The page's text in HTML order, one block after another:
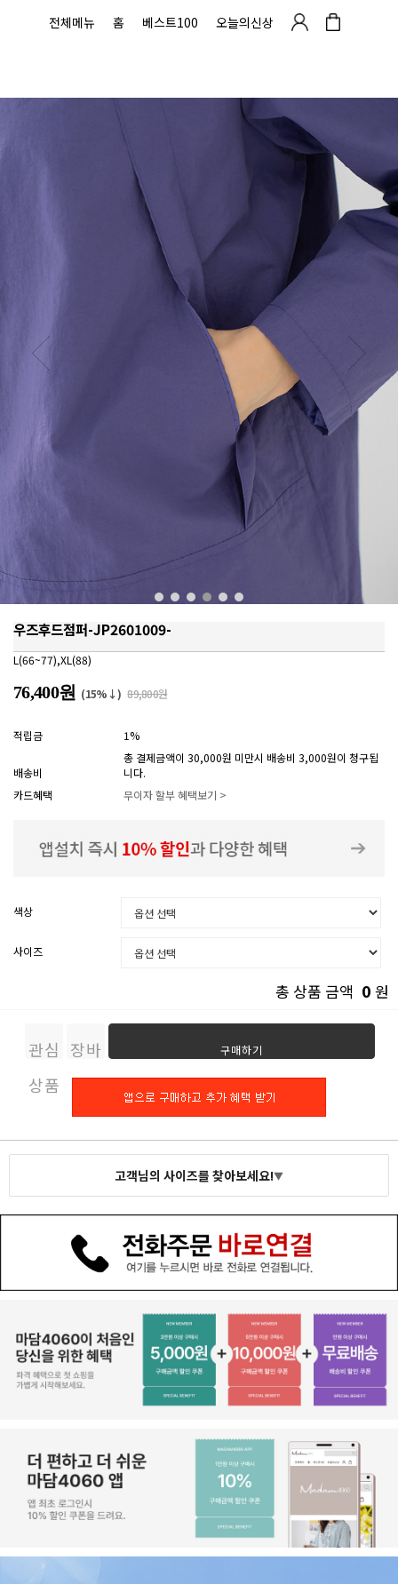
전체메뉴 홈 베스트100 오늘의신상
우즈후드점퍼-JP2601009-
L(66~77),XL(88)
76,400원 (15%↓) 89,800원
적립금 1%
배송비
총 결제금액이 30,000원 미만시 배송비 3,000원이 청구됩
니다.
카드혜택
무이자 할부 혜택보기 >
색상
사이즈
총 상품 금액 0 원
관심
상품
장바
구니
구매하기
고객님의 사이즈를 찾아보세요!▼